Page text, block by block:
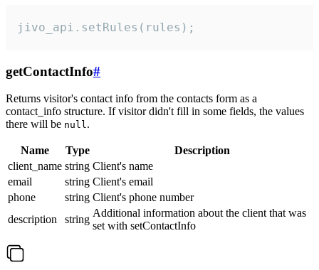
jivo_api.setRules(rules);
getContactInfo#
Returns visitor's contact info from the contacts form as a
contact_info structure. If visitor didn't fill in some fields, the values
there will be null.
Name Type
Description
client_name string Client's name
email
string Client's email
phone
string Client's phone number
description
string
Additional information about the client that was
set with setContactInfo